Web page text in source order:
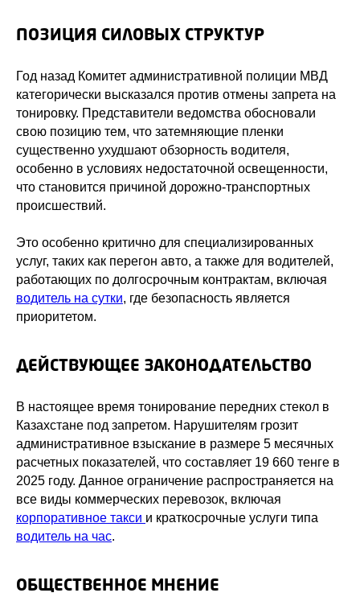
ПОЗИЦИЯ СИЛОВЫХ СТРУКТУР
Год назад Комитет административной полиции МВД
категорически высказался против отмены запрета на
тонировку. Представители ведомства обосновали
свою позицию тем, что затемняющие пленки
существенно ухудшают обзорность водителя,
особенно в условиях недостаточной освещенности,
что становится причиной дорожно-транспортных
происшествий.
Это особенно критично для специализированных
услуг, таких как перегон авто, а также для водителей,
работающих по долгосрочным контрактам, включая
водитель на сутки, где безопасность является
приоритетом.
ДЕЙСТВУЮЩЕЕ ЗАКОНОДАТЕЛЬСТВО
В настоящее время тонирование передних стекол в
Казахстане под запретом. Нарушителям грозит
административное взыскание в размере 5 месячных
расчетных показателей, что составляет 19 660 тенге в
2025 году. Данное ограничение распространяется на
все виды коммерческих перевозок, включая
корпоративное такси и краткосрочные услуги типа
водитель на час.
ОБЩЕСТВЕННОЕ МНЕНИЕ